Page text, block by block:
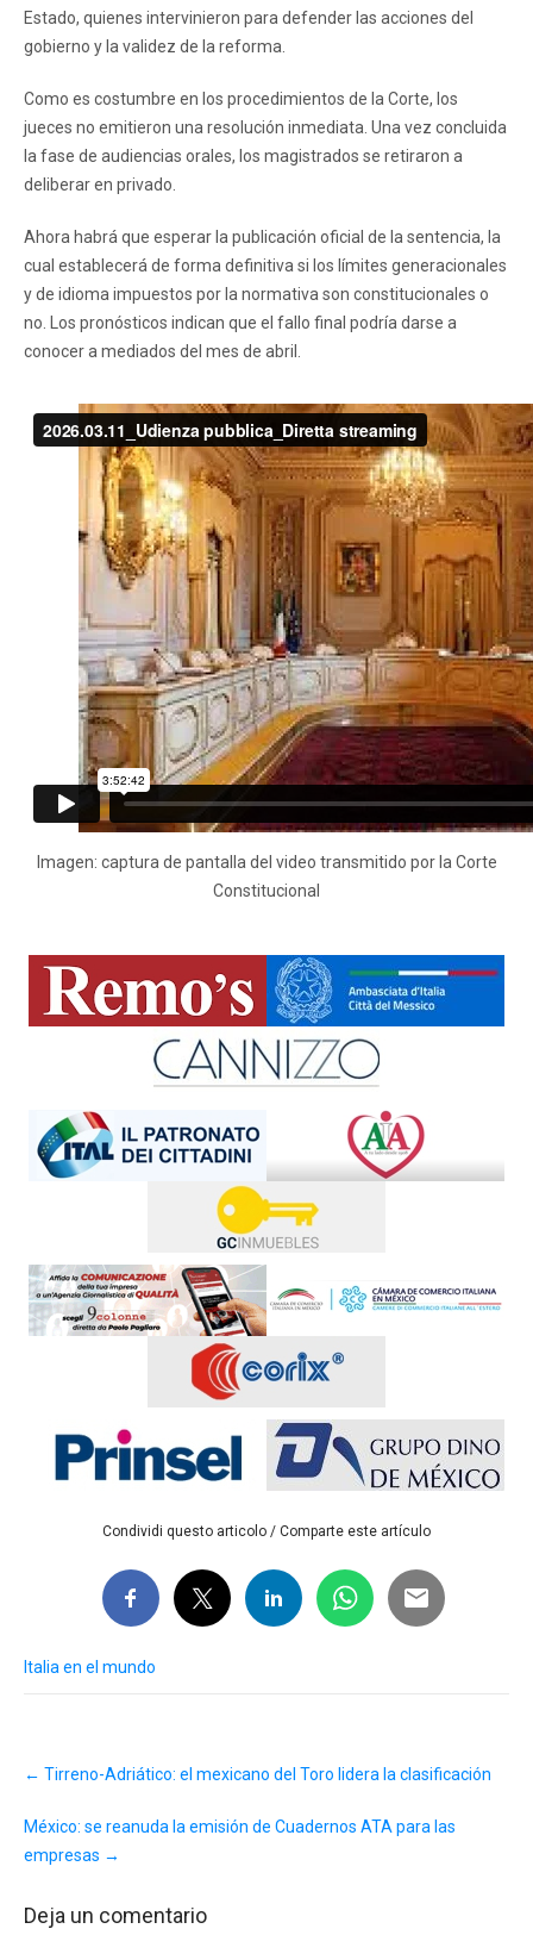
Estado, quienes intervinieron para defender las acciones del
gobierno y la validez de la reforma.
Como es costumbre en los procedimientos de la Corte, los
jueces no emitieron una resolución inmediata. Una vez concluida
la fase de audiencias orales, los magistrados se retiraron a
deliberar en privado.
Ahora habrá que esperar la publicación oficial de la sentencia, la
cual establecerá de forma definitiva si los límites generacionales
y de idioma impuestos por la normativa son constitucionales o
no. Los pronósticos indican que el fallo final podría darse a
conocer a mediados del mes de abril.
Imagen: captura de pantalla del video transmitido por la Corte
Constitucional
Condividi questo articolo / Comparte este artículo
Italia en el mundo
navigation
← Tirreno-Adriático: el mexicano del Toro lidera la clasificación
México: se reanuda la emisión de Cuadernos ATA para las
empresas →
Deja un comentario